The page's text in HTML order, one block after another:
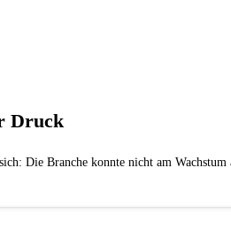
Druck
Die Branche konnte nicht am